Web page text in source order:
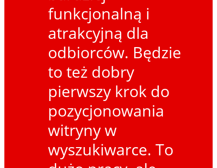
funkcjonalną i
atrakcyjną dla
odbiorców. Będzie
to też dobry
pierwszy krok do
pozycjonowania
witryny w
wyszukiwarce. To